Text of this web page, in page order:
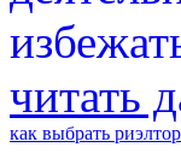
читать
как выбрать